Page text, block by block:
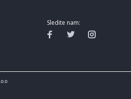
Sledite nam: